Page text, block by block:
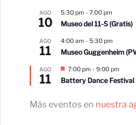
AGO
10
5:30 pm - 7:00 pm
Museo del 11-S (Gratis)
AGO
11
4:00 am - 5:30 pm
Museo Guggenheim
AGO
11
D
e
s
a
c
7:00 pm - 9:00 pm
Battery Dance
Más eventos en nuestra